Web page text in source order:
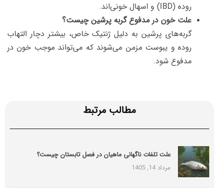
روده (IBD) و اسهال خونی‌اند.
علت خون در مدفوع گربه پرشین چیست؟
گربه‌های پرشین به دلیل ژنتیک خاص، بیشتر دچار التهاب
روده و یبوست مزمن می‌شوند که می‌تواند موجب خون در
مدفوع شود.
مطالب مرتبط
علت تلفات ناگهانی ماهیان در فصل تابستان چیست؟
مرداد 14, 1405